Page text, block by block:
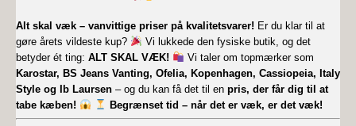
Alt skal væk – vanvittige priser på kvalitetsvarer! Er du klar til at
gøre årets vildeste kup?
Vi lukkede den fysiske butik, og det
betyder ét ting: ALT SKAL VÆK!
Vi taler om topmærker som
Karostar, BS Jeans Vanting, Ofelia, Kopenhagen, Cassiopeia, Italy
Style og Ib Laursen – og du kan få det til en pris, der får dig til at
tabe kæben!
Begrænset tid – når det er væk, er det væk!